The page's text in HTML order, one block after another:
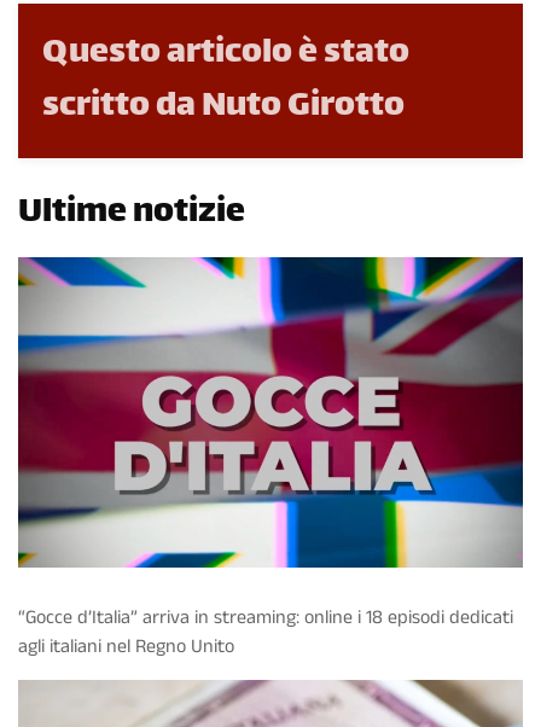
Questo articolo è stato
scritto da Nuto Girotto
Ultime notizie
“Gocce d’Italia” arriva in streaming: online i 18 episodi dedicati
agli italiani nel Regno Unito